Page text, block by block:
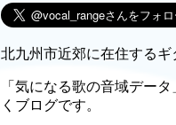
北九州市近郊に在住するギ
「気になる歌の音域デー
くブログです。